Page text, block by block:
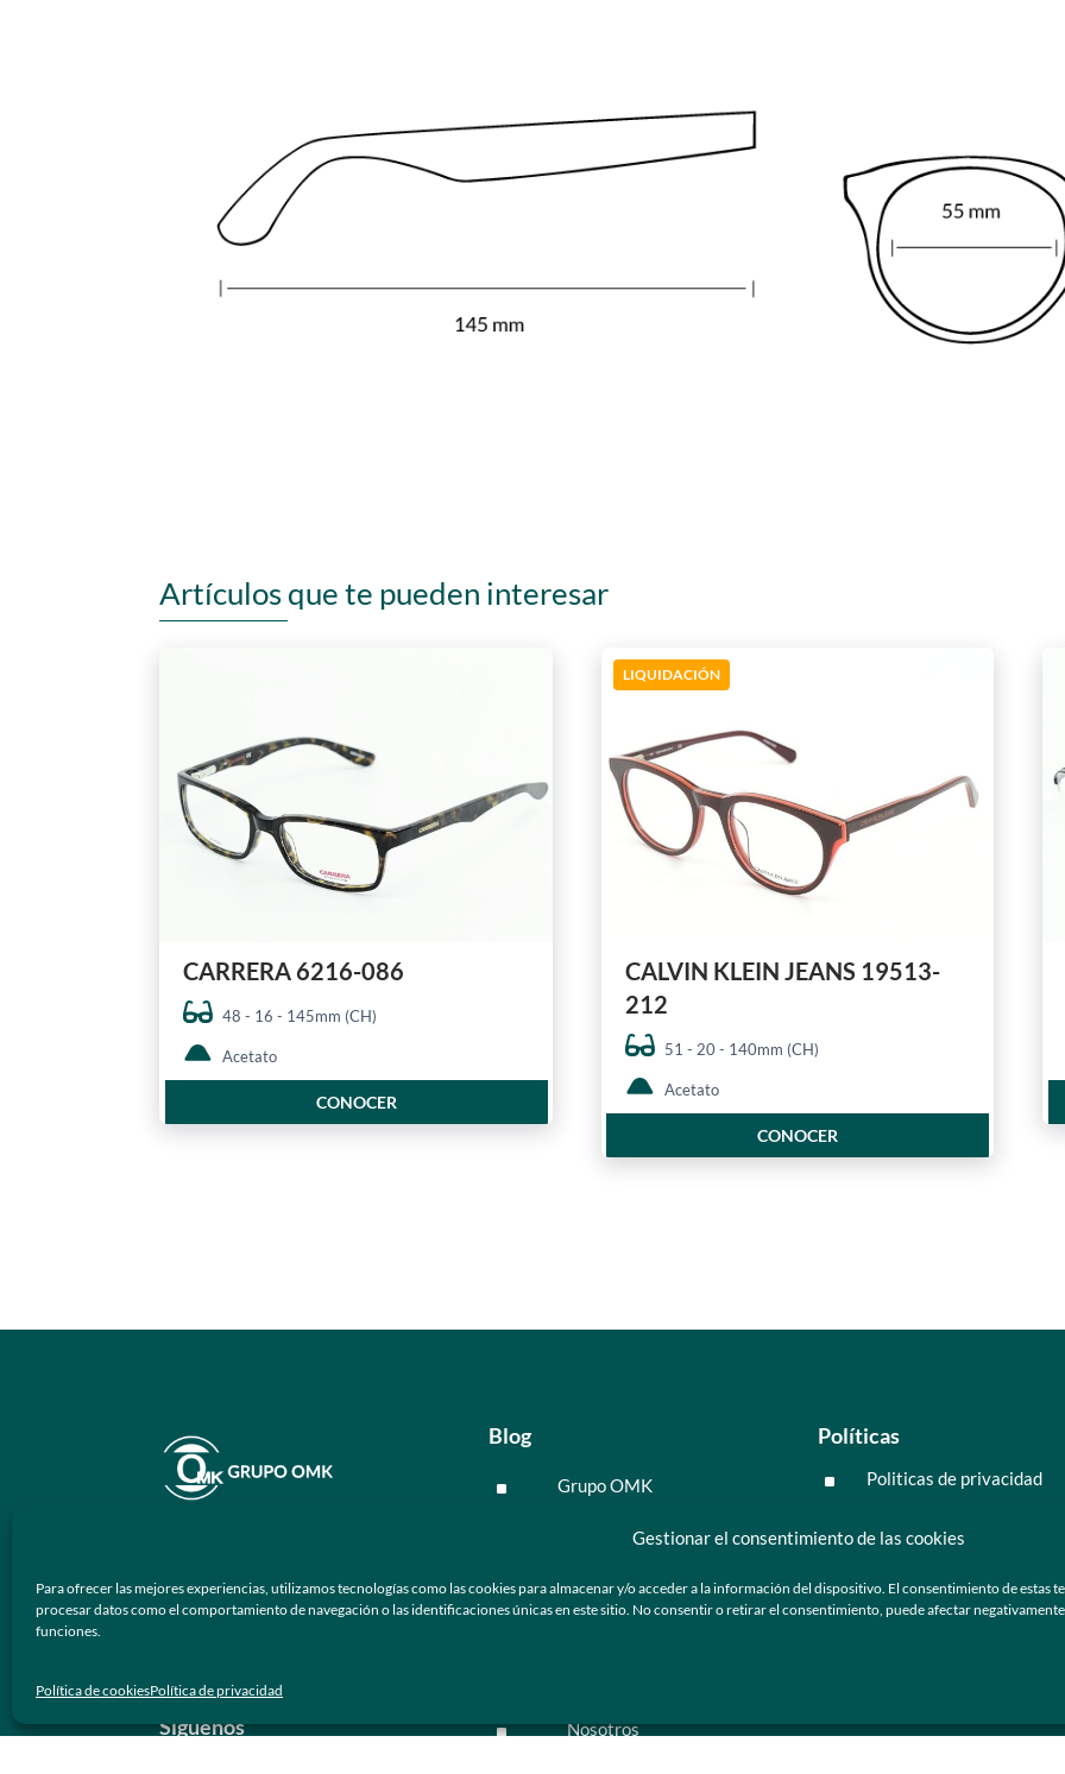
Gestionar el consentimiento de las cookies
Para ofrecer las mejores experiencias, utilizamos tecnologías como las cookies para almacenar y/o acceder a la información del dispositivo. El consentimiento de estas
procesar datos como el comportamiento de navegación o las identificaciones únicas en este sitio. No consentir o retirar el consentimiento, puede afectar
funciones.
Política de cookiesPolítica de privacidad
Artículos que te pueden interesar
CARRERA 6216-086
48 - 16 - 145mm (CH)
Acetato
CONOCER
LIQUIDACIÓN
CALVIN KLEIN JEANS 19513-
212
51 - 20 - 140mm (CH)
Acetato
CONOCER
atención de proveer armazones
ópticos y lentes de sol de calidad y
Síguenos
Blog
^ Grupo OMK
Salud y medicina
^ Tecnología
^ Nosotros
Políticas
^ Politicas de privacidad